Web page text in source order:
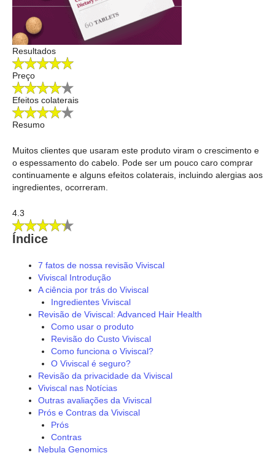
Resultados
Preço
Efeitos colaterais
Resumo
Muitos clientes que usaram este produto viram o crescimento e
o espessamento do cabelo. Pode ser um pouco caro comprar
continuamente e alguns efeitos colaterais, incluindo alergias aos
ingredientes, ocorreram.
4.3
Índice
7 fatos de nossa revisão Viviscal
Viviscal Introdução
A ciência por trás do Viviscal
Ingredientes Viviscal
Revisão de Viviscal: Advanced Hair Health
Como usar o produto
Revisão do Custo Viviscal
Como funciona o Viviscal?
O Viviscal é seguro?
Revisão da privacidade da Viviscal
Viviscal nas Notícias
Outras avaliações da Viviscal
Prós e Contras da Viviscal
Prós
Contras
Nebula Genomics